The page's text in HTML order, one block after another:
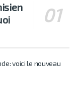
voici le nouveau